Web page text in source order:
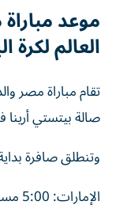
موعد
العالم لكرة
صالة بيتستي أرينا
وتنطلق صافرة
الإمارات: 5:00 مساءً.